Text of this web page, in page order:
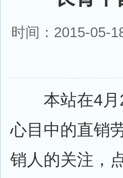
时间：2015-05-
本站在4月
心目中的直销
销人的关注，